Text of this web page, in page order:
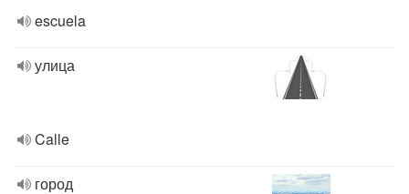
escuela
улица
Calle
город